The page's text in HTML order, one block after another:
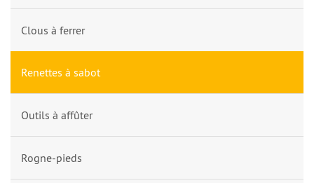
Clous à ferrer
Renettes à sabot
Outils à affûter
Rogne-pieds